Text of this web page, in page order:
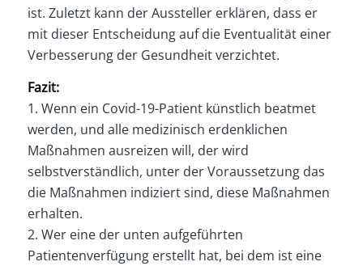
ist. Zuletzt kann der Aussteller erklären, dass er
mit dieser Entscheidung auf die Eventualität einer
Verbesserung der Gesundheit verzichtet.
Fazit:
1. Wenn ein Covid-19-Patient künstlich beatmet
werden, und alle medizinisch erdenklichen
Maßnahmen ausreizen will, der wird
selbstverständlich, unter der Voraussetzung das
die Maßnahmen indiziert sind, diese Maßnahmen
erhalten.
2. Wer eine der unten aufgeführten
Patientenverfügung erstellt hat, bei dem ist eine